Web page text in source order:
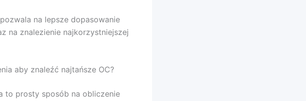
na lepsze dopasowanie
na znalezienie najkorzystniejszej
aby znaleźć najtańsze OC?
to prosty sposób na obliczenie